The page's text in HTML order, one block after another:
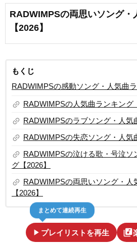
RADWIMPSの両思いソング・
【2026】
もくじ
RADWIMPSの感動ソング・人気曲ラ
link RADWIMPSの人気曲ランキング
link RADWIMPSのラブソング・人気
link RADWIMPSの失恋ソング・人気
link RADWIMPSの泣ける歌・号泣ソ
グ【2026】
link RADWIMPSの両思いソング・人
【2026】
play_arrow プレイリストを再生
まとめて連続再生
library_music